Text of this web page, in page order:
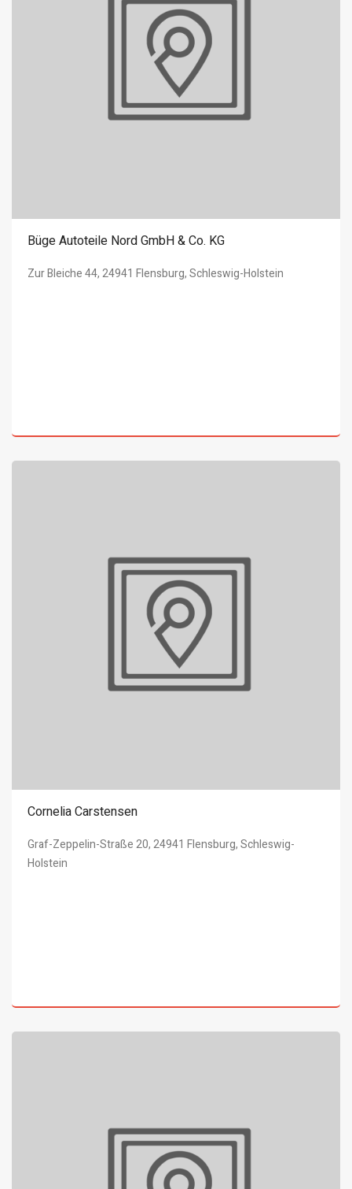
Büge Autoteile Nord GmbH & Co. KG
Zur Bleiche 44, 24941 Flensburg, Schleswig-Holstein
Cornelia Carstensen
Graf-Zeppelin-Straße 20, 24941 Flensburg, Schleswig-
Holstein